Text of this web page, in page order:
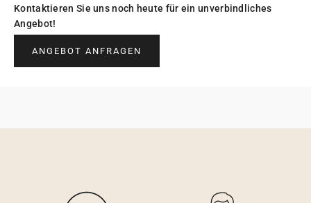
Kontaktieren Sie uns noch heute für ein unverbindliches
Angebot!
ANGEBOT ANFRAGEN